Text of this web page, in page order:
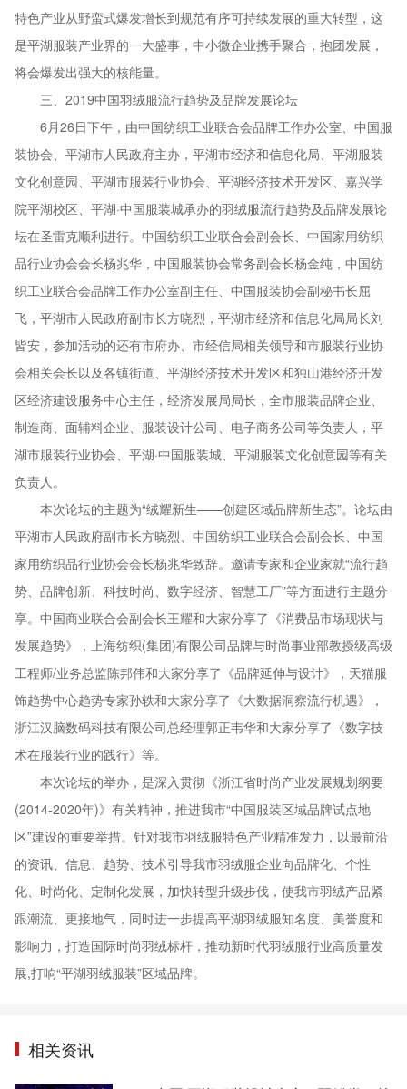
特色产业从野蛮式爆发增长到规范有序可持续发展的重大转型，这
是平湖服装产业界的一大盛事，中小微企业携手聚合，抱团发展，
将会爆发出强大的核能量。
三、2019中国羽绒服流行趋势及品牌发展论坛
6月26日下午，由中国纺织工业联合会品牌工作办公室、中国服
装协会、平湖市人民政府主办，平湖市经济和信息化局、平湖服装
文化创意园、平湖市服装行业协会、平湖经济技术开发区、嘉兴学
院平湖校区、平湖·中国服装城承办的羽绒服流行趋势及品牌发展论
坛在圣雷克顺利进行。中国纺织工业联合会副会长、中国家用纺织
品行业协会会长杨兆华，中国服装协会常务副会长杨金纯，中国纺
织工业联合会品牌工作办公室副主任、中国服装协会副秘书长屈
飞，平湖市人民政府副市长方晓烈，平湖市经济和信息化局局长刘
皆安，参加活动的还有市府办、市经信局相关领导和市服装行业协
会相关会长以及各镇街道、平湖经济技术开发区和独山港经济开发
区经济建设服务中心主任，经济发展局局长，全市服装品牌企业、
制造商、面辅料企业、服装设计公司、电子商务公司等负责人，平
湖市服装行业协会、平湖·中国服装城、平湖服装文化创意园等有关
负责人。
本次论坛的主题为“绒耀新生——创建区域品牌新生态”。论坛由
平湖市人民政府副市长方晓烈、中国纺织工业联合会副会长、中国
家用纺织品行业协会会长杨兆华致辞。邀请专家和企业家就“流行趋
势、品牌创新、科技时尚、数字经济、智慧工厂”等方面进行主题分
享。中国商业联合会副会长王耀和大家分享了《消费品市场现状与
发展趋势》，上海纺织(集团)有限公司品牌与时尚事业部教授级高级
工程师/业务总监陈邦伟和大家分享了《品牌延伸与设计》，天猫服
饰趋势中心趋势专家孙轶和大家分享了《大数据洞察流行机遇》，
浙江汉脑数码科技有限公司总经理郭正韦华和大家分享了《数字技
术在服装行业的践行》等。
本次论坛的举办，是深入贯彻《浙江省时尚产业发展规划纲要
(2014-2020年)》有关精神，推进我市“中国服装区域品牌试点地
区”建设的重要举措。针对我市羽绒服特色产业精准发力，以最前沿
的资讯、信息、趋势、技术引导我市羽绒服企业向品牌化、个性
化、时尚化、定制化发展，加快转型升级步伐，使我市羽绒产品紧
跟潮流、更接地气，同时进一步提高平湖羽绒服知名度、美誉度和
影响力，打造国际时尚羽绒标杆，推动新时代羽绒服行业高质量发
展,打响“平湖羽绒服装”区域品牌。
相关资讯